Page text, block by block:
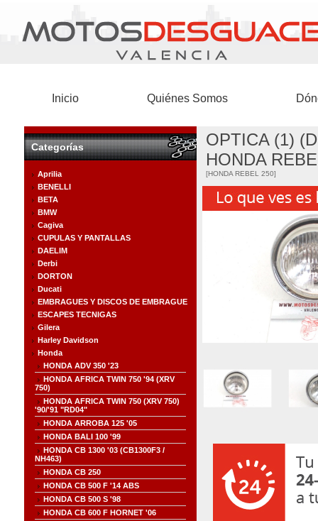
Inicio Quiénes Somos
Categorías
Aprilia
BENELLI
BETA
BMW
Cagiva
CUPULAS Y PANTALLAS
DAELIM
Derbi
DORTON
Ducati
EMBRAGUES Y DISCOS DE EMBRAGUE
ESCAPES TECNIGAS
Gilera
Harley Davidson
Honda
HONDA ADV 350 '23
HONDA AFRICA TWIN 750 '94 (XRV
750)
HONDA AFRICA TWIN 750 (XRV 750)
'90/'91 "RD04"
HONDA ARROBA 125 '05
HONDA BALI 100 '99
HONDA CB 1300 '03 (CB1300F3 /
NH463)
HONDA CB 250
HONDA CB 500 F '14 ABS
HONDA CB 500 S '98
HONDA CB 600 F HORNET '06
OPTICA (1)
HONDA
[HONDA REBEL 250]